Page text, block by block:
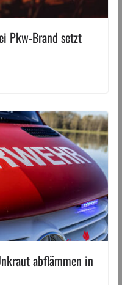
Pkw-Brand setzt
abflämmen in